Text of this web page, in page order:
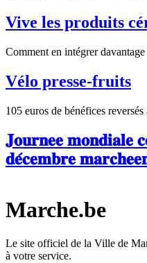
Vive les produits
Comment en intégrer davantage
Vélo presse-fruits
105 euros de bénéfices
𝐉𝐨𝐮𝐫𝐧𝐞𝐞 𝐦𝐨𝐧𝐝𝐢𝐚𝐥𝐞
𝐝𝐞́𝐜𝐞𝐦𝐛𝐫𝐞
Marche.be
Le site officiel de la Ville de
à votre service.